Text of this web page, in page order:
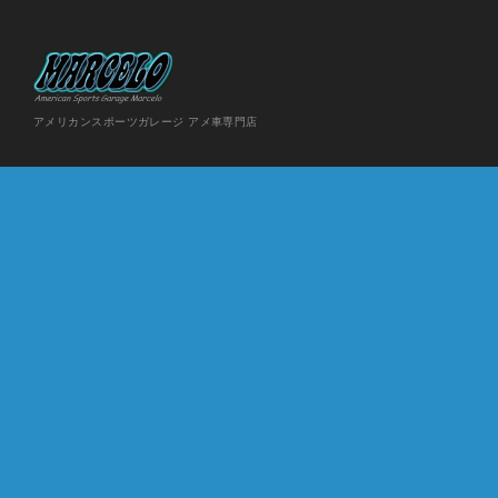
アメリカンスポーツガレージ アメ車専門店